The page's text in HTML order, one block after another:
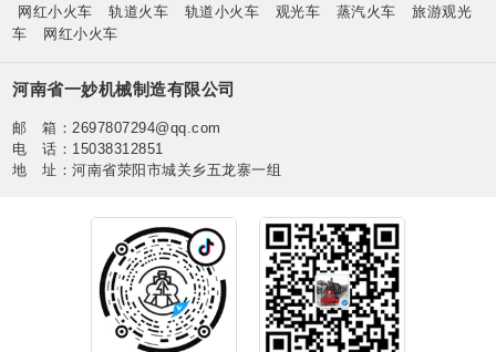
网红小火车
轨道火车 轨道小火车 观光车 蒸汽火车
旅游观光
车
网红小火车
河南省一妙机械制造有限公司
邮 箱：2697807294@qq.com
电 话：15038312851
地 址：河南省荥阳市城关乡五龙寨一组